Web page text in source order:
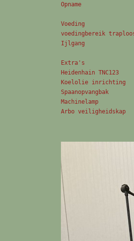
Opname			ISO 40
Voeding
voedingbereik traploos    3-
Ijlgang			     3-assen	1200	mm/min
Extra's
Heidenhain TNC123
Koelolie inrichting
Spaanopvangbak
Machinelamp
Arbo veiligheidskap